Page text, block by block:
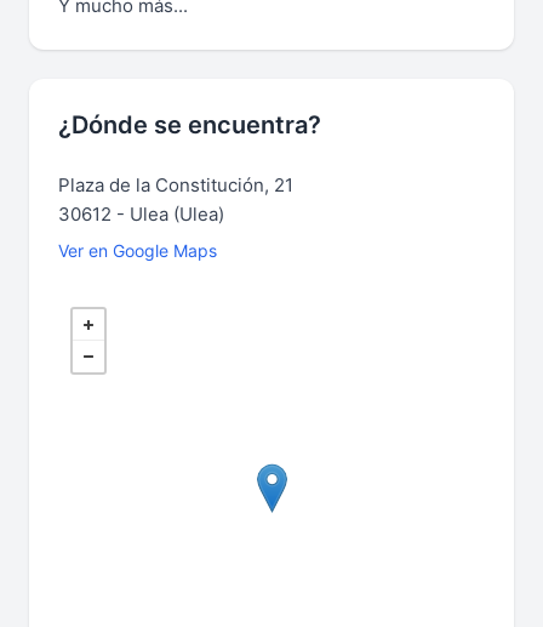
Y mucho más...
¿Dónde se encuentra?
Plaza de la Constitución, 21
30612 - Ulea (Ulea)
Ver en Google Maps